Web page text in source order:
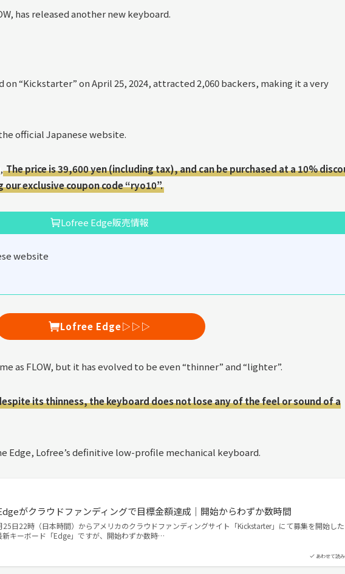
has released another new keyboard.
“Kickstarter” on April 25, 2024, attracted 2,060 backers, making it a very
official Japanese website.
The price is 39,600 yen (including tax), and can be purchased at a 10%
exclusive coupon code “ryo10”.
Lofree Edge販売情報
website
Lofree Edge▷▷▷
as FLOW, but it has evolved to be even “thinner” and “lighter”.
its thinness, the keyboard does not lose any of the feel or sound of a
Edge, Lofree’s definitive low-profile mechanical keyboard.
あわせて読
がクラウドファンディングで目標金額達成｜開始からわずか数時間
25日22時（日本時間）からアメリカのクラウドファンディングサイト「Kickstarter」にて募集を開始した
新キーボード「Edge」ですが、開始わずか数時…